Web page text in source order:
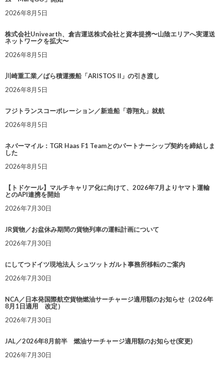
2026年8月5日
株式会社Univearth、倉吉運送株式会社と資本提携〜山陰エリアへ実運送
ネットワークを拡大〜
2026年8月5日
川崎重工業／ばら積運搬船「ARISTOS II」の引き渡し
2026年8月5日
フジトランスコーポレーション／新造船「蓉翔丸」就航
2026年8月5日
ネバーマイル：TGR Haas F1 Teamとのパートナーシップ契約を締結しま
した
2026年8月5日
【トドケール】マルチキャリア化に向けて、2026年7月よりヤマト運輸
とのAPI連携を開始
2026年7月30日
JR貨物／お盆休み期間の貨物列車の運転計画について
2026年7月30日
にしてつドイツ現地法人 シュツットガルト事務所移転のご案内
2026年7月30日
NCA／日本発国際航空貨物燃油サーチャージ適用額のお知らせ（2026年
8月1日適用 改定）
2026年7月30日
JAL／2026年8月前半 燃油サーチャージ適用額のお知らせ(変更)
2026年7月30日